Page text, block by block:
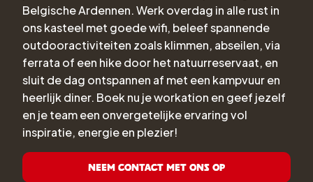
Belgische Ardennen. Werk overdag in alle rust in
ons kasteel met goede wifi, beleef spannende
outdooractiviteiten zoals klimmen, abseilen, via
ferrata of een hike door het natuurreservaat, en
sluit de dag ontspannen af met een kampvuur en
heerlijk diner. Boek nu je workation en geef jezelf
en je team een onvergetelijke ervaring vol
inspiratie, energie en plezier!
Neem contact met ons op